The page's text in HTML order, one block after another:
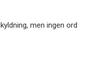
men ingen ord